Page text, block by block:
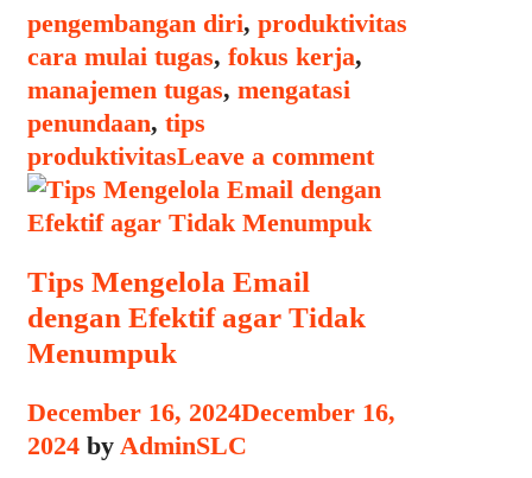
Penundaan
dan
Memulai
Tugas
dengan
Efektif
Categories
pengembangan diri, produktivitas
cara mulai tugas, fokus kerja,
manajemen tugas, mengatasi
penundaan, tips
produktivitasLeave a comment
Tips Mengelola Email
dengan Efektif agar Tidak
Menumpuk
December 16, 2024December 16,
2024 by AdminSLC